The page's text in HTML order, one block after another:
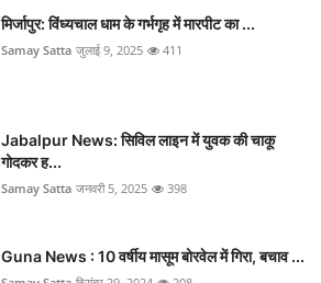
मिर्जापुर: विंध्यचाल धाम के गर्भगृह में मारपीट का ...
Samay Satta जुलाई 9, 2025 411
Jabalpur News: सिविल लाइन में युवक की चाकू
गोदकर ह...
Samay Satta जनवरी 5, 2025 398
Guna News : 10 वर्षीय मासूम बोरवेल में गिरा, बचाव ...